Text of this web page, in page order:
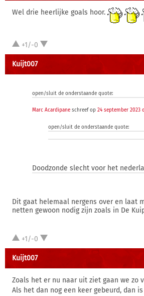
Wel drie heerlijke goals hoor.
+1/-0
Kuijt007
open/sluit de onderstaande quote:
Marc Acardipane schreef op 24 september 2023
open/sluit de onderstaande quote:
Doodzonde slecht voor het
Dit gaat helemaal nergens over en laat
netten gewoon nodig zijn zoals in De
+1/-0
Kuijt007
Zoals het er nu naar uit ziet gaan we zo
Als het dan nog een keer gebeurd, dan